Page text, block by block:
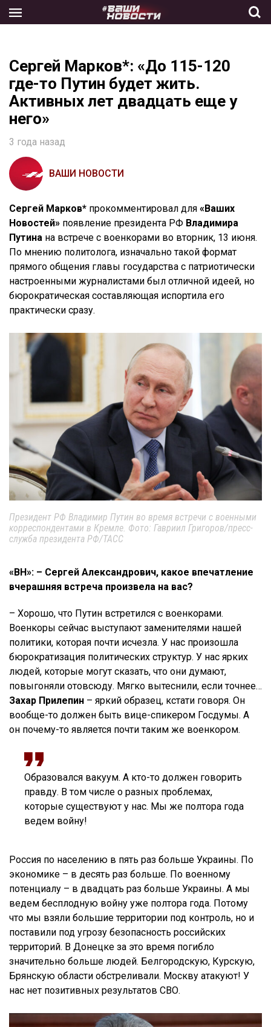
the
Сергей Марков*: «До 115-120
где-то Путин будет жить.
Активных лет двадцать еще у
него»
3 года назад
ВАШИ НОВОСТИ
Сергей Марков* прокомментировал для «Ваших
Новостей» появление президента РФ Владимира
Путина на встрече с военкорами во вторник, 13 июня.
По мнению политолога, изначально такой формат
прямого общения главы государства с патриотически
настроенными журналистами был отличной идеей, но
бюрократическая составляющая испортила его
практически сразу.
Президент РФ Владимир Путин во время встречи с военными
корреспондентами в Кремле. Фото: Гавриил Григоров/пресс-
служба президента РФ/ТАСС
«ВН»: – Сергей Александрович, какое впечатление
вчерашняя встреча произвела на вас?
– Хорошо, что Путин встретился с военкорами.
Военкоры сейчас выступают заменителями нашей
политики, которая почти исчезла. У нас произошла
бюрократизация политических структур. У нас ярких
людей, которые могут сказать, что они думают,
повыгоняли отовсюду. Мягко вытеснили, если точнее…
Захар Прилепин – яркий образец, кстати говоря. Он
вообще-то должен быть вице-спикером Госдумы. А
он почему-то является почти таким же военкором.
Образовался вакуум. А кто-то должен говорить
правду. В том числе о разных проблемах,
которые существуют у нас. Мы же полтора года
ведем войну!
Россия по населению в пять раз больше Украины. По
экономике – в десять раз больше. По военному
потенциалу – в двадцать раз больше Украины. А мы
ведем бесплодную войну уже полтора года. Потому
что мы взяли большие территории под контроль, но и
поставили под угрозу безопасность российских
территорий. В Донецке за это время погибло
значительно больше людей. Белгородскую, Курскую,
Брянскую области обстреливали. Москву атакуют! У
нас нет позитивных результатов СВО.